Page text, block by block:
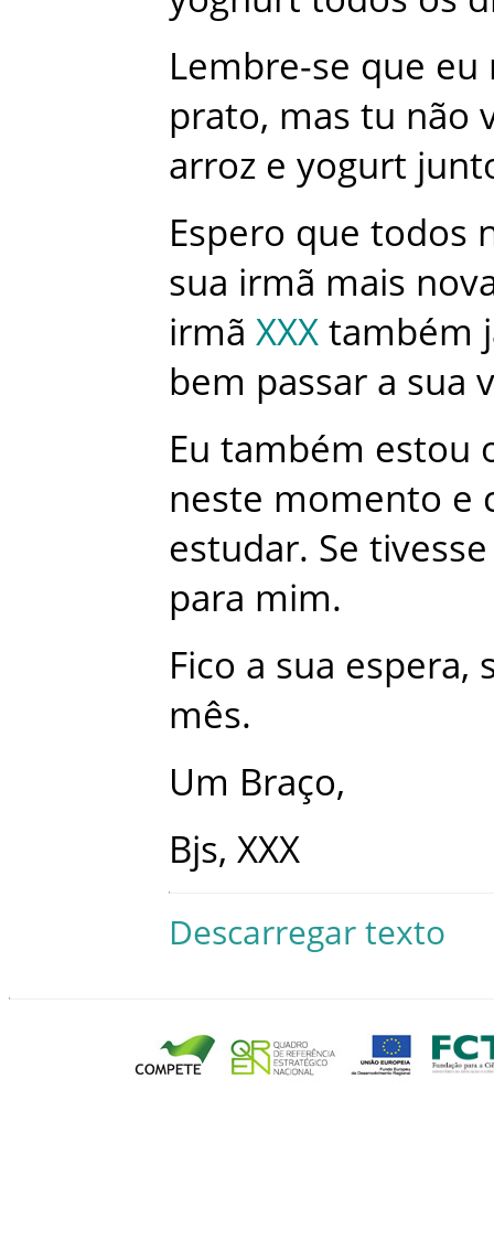
Lembre-se que eu
prato, mas tu não
arroz e yogurt
Espero que todos
sua irmã mais
irmã XXX também
bem passar a sua
Eu também estou
neste momento e
estudar. Se tivesse
para mim.
Fico a sua espera,
mês.
Um Braço,
Bjs, XXX
Descarregar texto